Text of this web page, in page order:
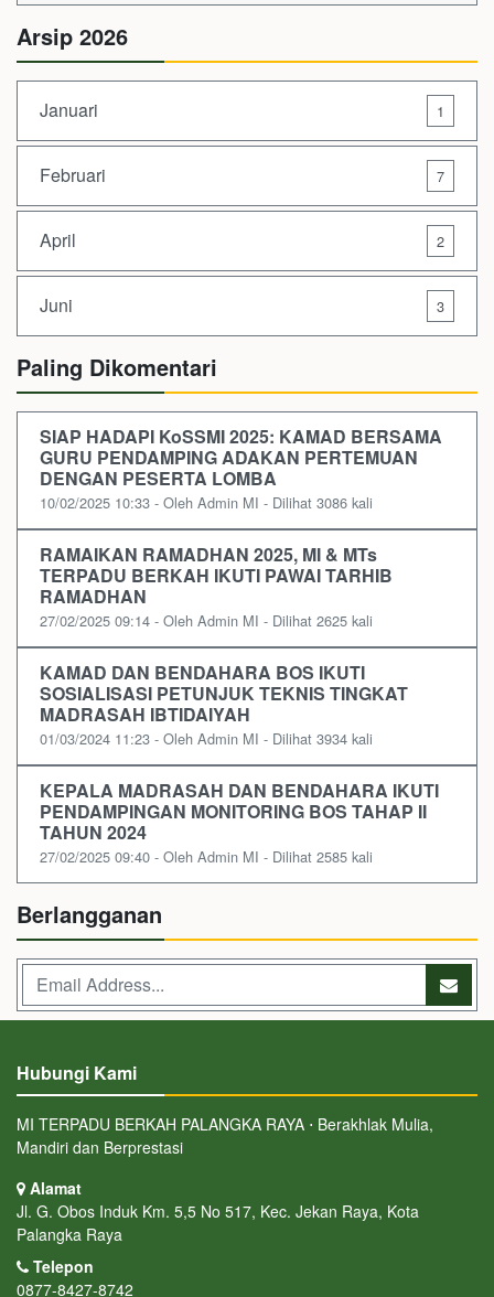
Arsip 2026
Januari 1
Februari 7
April 2
Juni 3
Paling Dikomentari
SIAP HADAPI KoSSMI 2025: KAMAD BERSAMA
GURU PENDAMPING ADAKAN PERTEMUAN
DENGAN PESERTA LOMBA
10/02/2025 10:33 - Oleh Admin MI - Dilihat 3086 kali
RAMAIKAN RAMADHAN 2025, MI & MTs
TERPADU BERKAH IKUTI PAWAI TARHIB
RAMADHAN
27/02/2025 09:14 - Oleh Admin MI - Dilihat 2625 kali
KAMAD DAN BENDAHARA BOS IKUTI
SOSIALISASI PETUNJUK TEKNIS TINGKAT
MADRASAH IBTIDAIYAH
01/03/2024 11:23 - Oleh Admin MI - Dilihat 3934 kali
KEPALA MADRASAH DAN BENDAHARA IKUTI
PENDAMPINGAN MONITORING BOS TAHAP II
TAHUN 2024
27/02/2025 09:40 - Oleh Admin MI - Dilihat 2585 kali
Berlangganan
Hubungi Kami
MI TERPADU BERKAH PALANGKA RAYA ⋅ Berakhlak Mulia,
Mandiri dan Berprestasi
Alamat
Jl. G. Obos Induk Km. 5,5 No 517, Kec. Jekan Raya, Kota
Palangka Raya
Telepon
0877-8427-8742